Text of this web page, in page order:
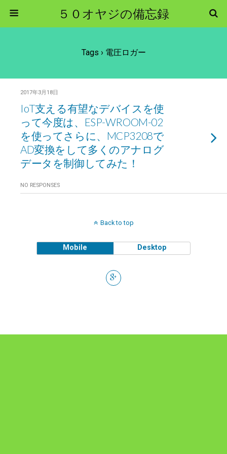
５０オヤジの備忘録
Tags › 電圧ロガー
2017年3月18日
IoT支える有望なデバイスを使
って今度は、ESP-WROOM-02
を使ってさらに、MCP3208で
AD変換をして多くのアナログ
データを制御してみた！
NO RESPONSES
Back to top
Mobile Desktop